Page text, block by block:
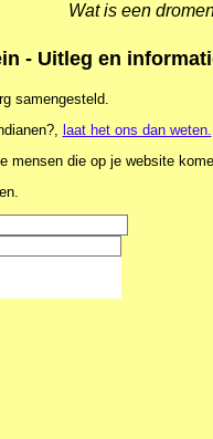
Wat is een
- Uitleg en
samengesteld.
laat het ons dan weten.
mensen die op je website